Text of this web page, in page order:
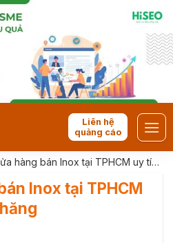
Liên hệ
quảng cáo
hàng bán Inox tại TPHCM uy tín,
Inox tại TPHCM